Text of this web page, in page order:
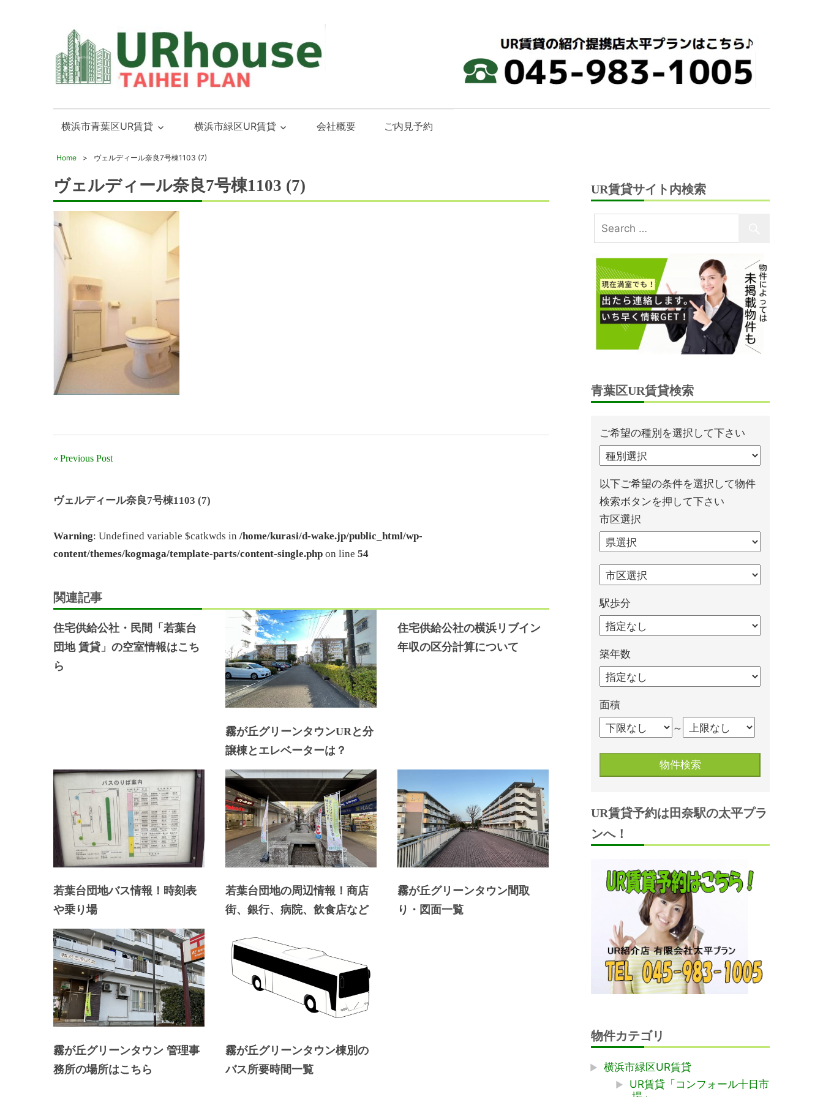
横
浜
青
区・
緑
区
「UR
賃
市
区
と
緑
区
「ヴ
ェ
ィ
ー
良」、
良
北
地」、
「グ
リ
ー
ン
中
央」
の
内
覧
予
が
可
能
な
不
動
産
屋
平
プ
横浜市青葉区UR賃貸 横浜市緑区UR賃貸 会社概要 ご内見予約
Home ヴェルディール奈良7号棟1103 (7)
2018年8月31日
ヴェルディール奈良7号棟1103 (7)
投
ビ
ー
ョ
ン
Previous Post
ヴェルディール奈良7号棟1103 (7)
Warning: Undefined variable $catkwds in /home/kurasi/d-wake.jp/public_html/wp-
content/themes/kogmaga/template-parts/content-single.php on line 54
関連記事
住宅供給公社・民間「若葉台
団地 賃貸」の空室情報はこち
ら
霧が丘グリーンタウンURと分
譲棟とエレベーターは？
住宅供給公社の横浜リブイン
年収の区分計算について
若葉台団地バス情報！時刻表
や乗り場
若葉台団地の周辺情報！商店
街、銀行、病院、飲食店など
霧が丘グリーンタウン間取
り・図面一覧
霧が丘グリーンタウン 管理事
務所の場所はこちら
霧が丘グリーンタウン棟別の
バス所要時間一覧
UR賃貸サイト内検索
青葉区UR賃貸検索
ご希望の種別を選択して下さい
以下ご希望の条件を選択して物件
検索ボタンを押して下さい
市区選択
駅歩分
築年数
面積
～
UR賃貸予約は田奈駅の太平プラ
ンへ！
物件カテゴリ
横浜市緑区UR賃貸
UR賃貸「コンフォール十日市